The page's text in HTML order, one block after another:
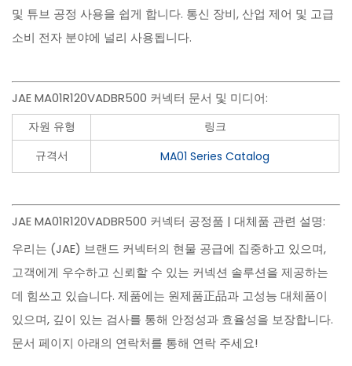
및 튜브 공정 사용을 쉽게 합니다. 통신 장비, 산업 제어 및 고급
소비 전자 분야에 널리 사용됩니다.
JAE MA01R120VADBR500 커넥터 문서 및 미디어:
자원 유형
링크
규격서
MA01 Series Catalog
JAE MA01R120VADBR500 커넥터 공정품 | 대체품 관련 설명:
우리는 (JAE) 브랜드 커넥터의 현물 공급에 집중하고 있으며,
고객에게 우수하고 신뢰할 수 있는 커넥션 솔루션을 제공하는
데 힘쓰고 있습니다. 제품에는 원제품正品과 고성능 대체품이
있으며, 깊이 있는 검사를 통해 안정성과 효율성을 보장합니다.
문서 페이지 아래의 연락처를 통해 연락 주세요!